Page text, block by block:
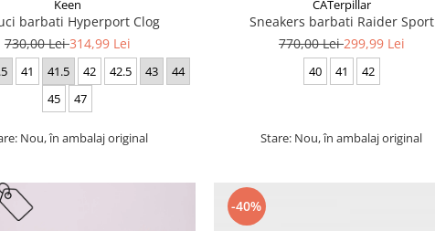
Keen
barbati Hyperport Clog
730,00 Lei314,99 Lei
41 41.5 42 42.5 43
44
45
47
Nou, în ambalaj original
CATerpillar
Sneakers barbati Raider Sport
770,00 Lei299,99 Lei
40 41 42
Stare: Nou, în ambalaj original
-40%